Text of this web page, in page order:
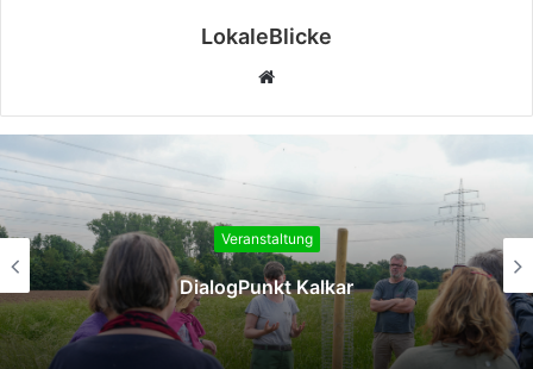
LokaleBlicke
Webseite
Veranstaltung
DialogPunkt Kalkar